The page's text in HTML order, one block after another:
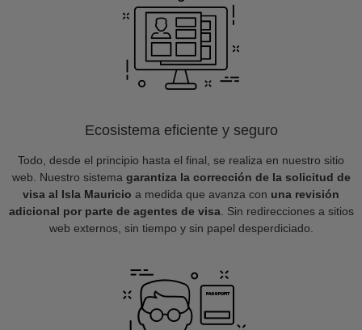
Ecosistema eficiente y seguro
Todo, desde el principio hasta el final, se realiza en nuestro sitio
web. Nuestro sistema garantiza la corrección de la solicitud de
visa al Isla Mauricio a medida que avanza con una revisión
adicional por parte de agentes de visa. Sin redirecciones a sitios
web externos, sin tiempo y sin papel desperdiciado.